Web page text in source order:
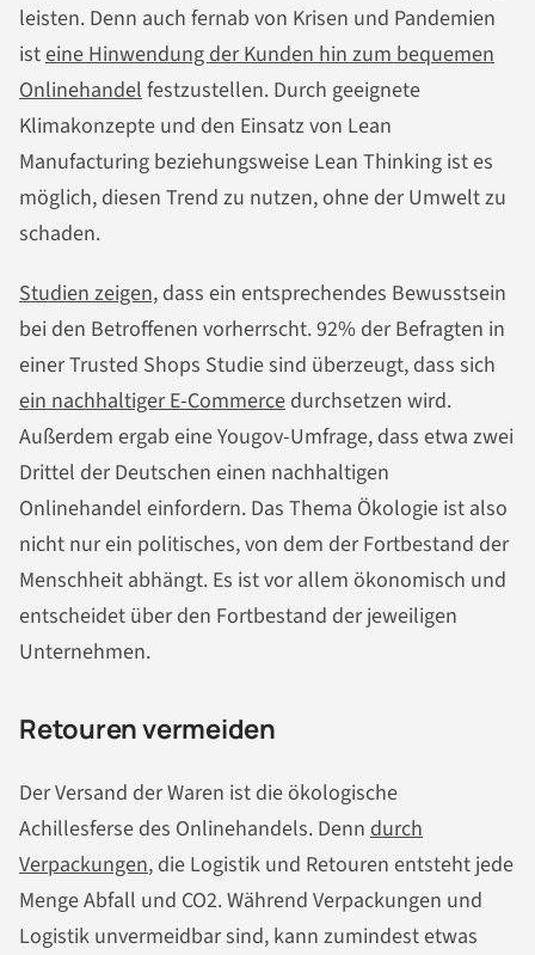
leisten. Denn auch fernab von Krisen und Pandemien
isteine Hinwendung der Kunden hin zum bequemen
Onlinehandelfestzustellen. Durch geeignete
Klimakonzepte und den Einsatz von Lean
Manufacturing beziehungsweise Lean Thinking ist es
möglich, diesen Trend zu nutzen, ohne der Umwelt zu
schaden.
Studien zeigen, dass ein entsprechendes Bewusstsein
bei den Betroffenen vorherrscht. 92% der Befragten in
einer Trusted Shops Studie sind überzeugt, dass sich
ein nachhaltiger E-Commerce durchsetzen wird.
Außerdem ergab eine Yougov-Umfrage, dass etwa zwei
Drittel der Deutschen einen nachhaltigen
Onlinehandel einfordern. Das Thema Ökologie ist also
nicht nur ein politisches, von dem der Fortbestand der
Menschheit abhängt. Es ist vor allem ökonomisch und
entscheidet über den Fortbestand der jeweiligen
Unternehmen.
Retouren vermeiden
Der Versand der Waren ist die ökologische
Achillesferse des Onlinehandels. Denn durch
Verpackungen, die Logistik und Retouren entsteht jede
Menge Abfall und CO2. Während Verpackungen und
Logistik unvermeidbar sind, kann zumindest etwas